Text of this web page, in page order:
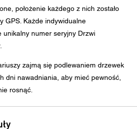
położenie każdego z nich zostało
GPS. Każde indywidualne
unikalny numer seryjny Drzwi
zajmą się podlewaniem drzewek
dni nawadniania, aby mieć pewność,
rosnąć.